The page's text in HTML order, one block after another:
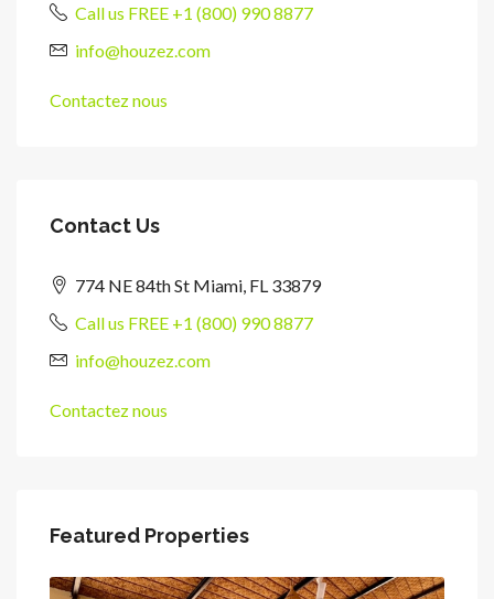
Call us FREE +1 (800) 990 8877
info@houzez.com
Contactez nous
Contact Us
774 NE 84th St Miami, FL 33879
Call us FREE +1 (800) 990 8877
info@houzez.com
Contactez nous
Featured Properties